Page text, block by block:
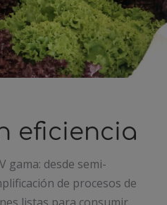
eficiencia
gama: desde semi-
de procesos de